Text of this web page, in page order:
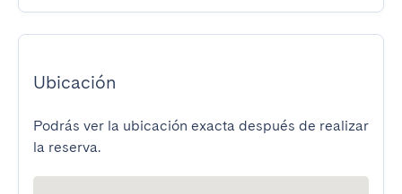
Ubicación
Podrás ver la ubicación exacta después de realizar
la reserva.